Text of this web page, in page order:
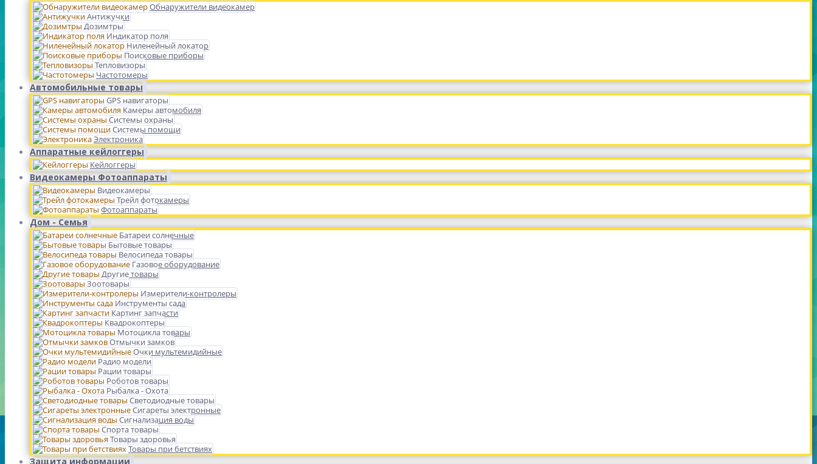
Обнаружители видеокамер
Антижучки
Дозимтры
Индикатор поля
Ниленейный локатор
Поисковые приборы
Тепловизоры
Частотомеры
Автомобильные товары
GPS навигаторы
Камеры автомобиля
Системы охраны
Системы помощи
Электроника
Аппаратные кейлоггеры
Кейлоггеры
Видеокамеры Фотоаппараты
Видеокамеры
Трейл фотокамеры
Фотоаппараты
Дом - Семья
Батареи солнечные
Бытовые товары
Велосипеда товары
Газовое оборудование
Другие товары
Зоотовары
Измерители-контролеры
Инструменты сада
Картинг запчасти
Квадрокоптеры
Мотоцикла товары
Отмычки замков
Очки мультемидийные
Радио модели
Рации товары
Роботов товары
Рыбалка - Охота
Светодиодные товары
Сигареты электронные
Сигнализация воды
Спорта товары
Товары здоровья
Товары при бетствиях
Защита информации